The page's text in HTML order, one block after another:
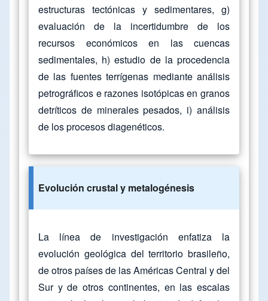
estructuras tectónicas y sedimentares, g)
evaluación de la incertidumbre de los
recursos económicos en las cuencas
sedimentales, h) estudio de la procedencia
de las fuentes terrígenas mediante análisis
petrográficos e razones isotópicas en granos
detríticos de minerales pesados, i) análisis
de los procesos diagenéticos.
Evolución crustal y metalogénesis
La línea de investigación enfatiza la
evolución geológica del territorio brasileño,
de otros países de las Américas Central y del
Sur y de otros continentes, en las escalas